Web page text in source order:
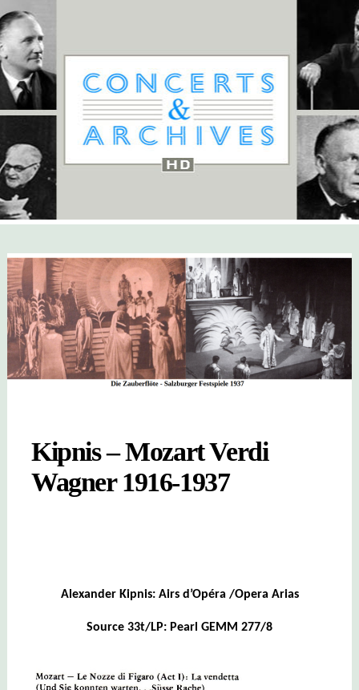
Kipnis – Mozart Verdi
Wagner 1916-1937
Alexander Kipnis: Airs d’Opéra /Opera Arias
Source 33t/LP: Pearl GEMM 277/8